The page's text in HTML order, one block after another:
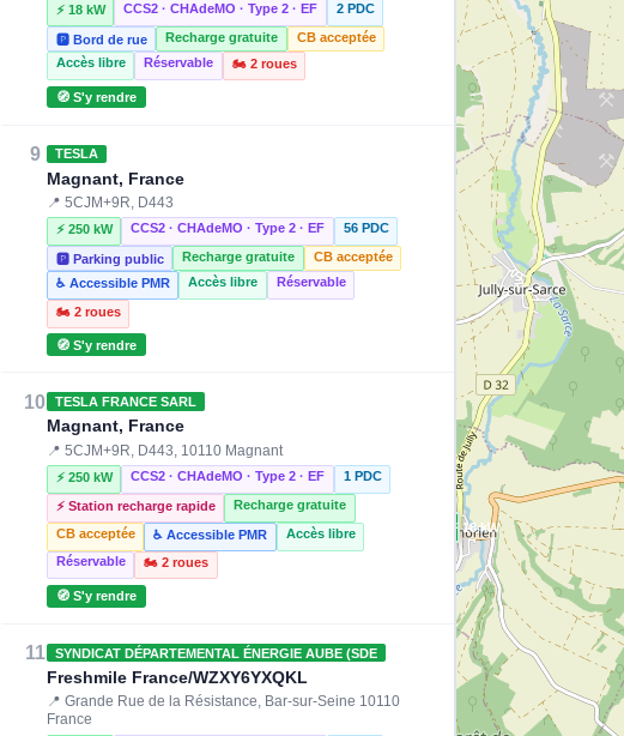
⚡ 18 kW CCS2 · CHAdeMO · Type 2 · EF 2 PDC
🅿️ Bord de rue Recharge gratuite
CB acceptée
Accès libre
Réservable 🏍️ 2 roues
🧭 S'y rendre
9 TESLA
Magnant, France
📍 5CJM+9R, D443
⚡ 250 kW CCS2 · CHAdeMO · Type 2 · EF 56 PDC
🅿️ Parking public Recharge gratuite
CB acceptée
♿ Accessible PMR
Accès libre Réservable
🏍️ 2 roues
🧭 S'y rendre
10 TESLA FRANCE SARL
Magnant, France
📍 5CJM+9R, D443, 10110 Magnant
⚡ 250 kW CCS2 · CHAdeMO · Type 2 · EF 1 PDC
⚡ Station recharge rapide
Recharge gratuite
CB acceptée
♿ Accessible PMR
Accès libre
Réservable
🏍️ 2 roues
🧭 S'y rendre
11 SYNDICAT DÉPARTEMENTAL ÉNERGIE AUBE (SDE
Freshmile France/WZXY6YXQKL
📍 Grande Rue de la Résistance, Bar-sur-Seine 10110
France
⚡ 18 kW